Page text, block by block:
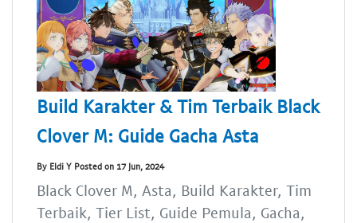
Build Karakter & Tim Terbaik Black
Clover M: Guide Gacha Asta
By Eldi Y Posted on 17 Jun, 2024
Black Clover M, Asta, Build Karakter, Tim
Terbaik, Tier List, Guide Pemula, Gacha,